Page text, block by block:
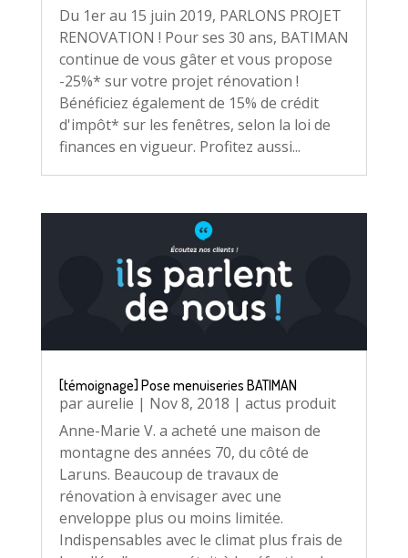
Du 1er au 15 juin 2019, PARLONS PROJET
RENOVATION ! Pour ses 30 ans, BATIMAN
continue de vous gâter et vous propose
-25%* sur votre projet rénovation !
Bénéficiez également de 15% de crédit
d'impôt* sur les fenêtres, selon la loi de
finances en vigueur. Profitez aussi...
[témoignage] Pose menuiseries BATIMAN
paraurelie | Nov 8, 2018 | actus produit
Anne-Marie V. a acheté une maison de
montagne des années 70, du côté de
Laruns. Beaucoup de travaux de
rénovation à envisager avec une
enveloppe plus ou moins limitée.
Indispensables avec le climat plus frais de